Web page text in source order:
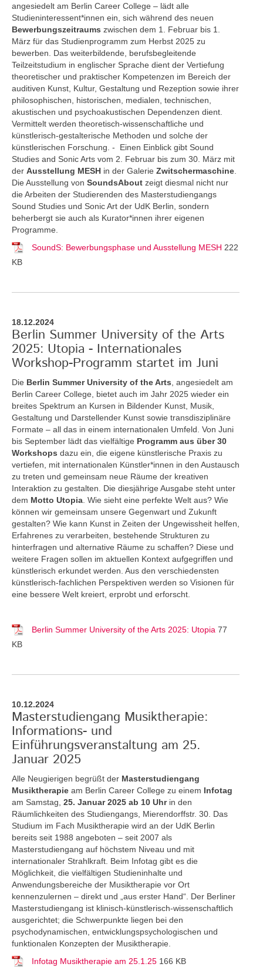
angesiedelt am Berlin Career College – lädt alle
Studieninteressent*innen ein, sich während des neuen
Bewerbungszeitraums zwischen dem 1. Februar bis 1.
März für das Studienprogramm zum Herbst 2025 zu
bewerben. Das weiterbildende, berufsbegleitende
Teilzeitstudium in englischer Sprache dient der Vertiefung
theoretischer und praktischer Kompetenzen im Bereich der
auditiven Kunst, Kultur, Gestaltung und Rezeption sowie ihrer
philosophischen, historischen, medialen, technischen,
akustischen und psychoakustischen Dependenzen dient.
Vermittelt werden theoretisch-wissenschaftliche und
künstlerisch-gestalterische Methoden und solche der
künstlerischen Forschung. - Einen Einblick gibt Sound
Studies and Sonic Arts vom 2. Februar bis zum 30. März mit
der Ausstellung MESH in der Galerie Zwitschermaschine
Die Ausstellung von SoundsAbout zeigt diesmal nicht nur
die Arbeiten der Studierenden des Masterstudiengangs
Sound Studies und Sonic Art der UdK Berlin, sondern
beherbergt sie auch als Kurator*innen ihrer eigenen
Programme.
SoundS: Bewerbungsphase und Ausstellung MESH 222
KB
18.12.2024
Berlin Summer University of the Arts
2025: Utopia - Internationales
Workshop-Programm startet im Juni
Die Berlin Summer University of the Arts , angesiedelt am
Berlin Career College, bietet auch im Jahr 2025 wieder ein
breites Spektrum an Kursen in Bildender Kunst, Musik,
Gestaltung und Darstellender Kunst sowie transdisziplinäre
Formate – all das in einem internationalen Umfeld. Von Juni
bis September lädt das vielfältige Programm aus über 30
Workshops dazu ein, die eigene künstlerische Praxis zu
vertiefen, mit internationalen Künstler*innen in den Austausch
zu treten und gemeinsam neue Räume der kreativen
Interaktion zu gestalten. Die diesjährige Ausgabe steht unter
dem Motto Utopia . Wie sieht eine perfekte Welt aus? Wie
können wir gemeinsam unsere Gegenwart und Zukunft
gestalten? Wie kann Kunst in Zeiten der Ungewissheit helfen,
Erfahrenes zu verarbeiten, bestehende Strukturen zu
hinterfragen und alternative Räume zu schaffen? Diese und
weitere Fragen sollen im aktuellen Kontext aufgegriffen und
künstlerisch erkundet werden. Aus den verschiedensten
künstlerisch-fachlichen Perspektiven werden so Visionen für
eine bessere Welt kreiert, erprobt und erforscht.
Berlin Summer University of the Arts 2025: Utopia 77
KB
10.12.2024
Masterstudiengang Musiktherapie:
Informations- und
Einführungsveranstaltung am 25.
Januar 2025
Alle Neugierigen begrüßt der Masterstudiengang
Musiktherapie am Berlin Career College zu einem Infotag
am Samstag, 25. Januar 2025 ab 10 Uhrin den
Räumlichkeiten des Studiengangs, Mierendorffstr. 30. Das
Studium im Fach Musiktherapie wird an der UdK Berlin
bereits seit 1988 angeboten – seit 2007 als
Masterstudiengang auf höchstem Niveau und mit
internationaler Strahlkraft. Beim Infotag gibt es die
Möglichkeit, die vielfältigen Studieninhalte und
Anwendungsbereiche der Musiktherapie vor Ort
kennenzulernen – direkt und „aus erster Hand“. Der Berliner
Masterstudiengang ist klinisch-künstlerisch-wissenschaftlich
ausgerichtet; die Schwerpunkte liegen bei den
psychodynamischen, entwicklungspsychologischen und
funktionalen Konzepten der Musiktherapie.
Infotag Musiktherapie am 25.1.25 166 KB